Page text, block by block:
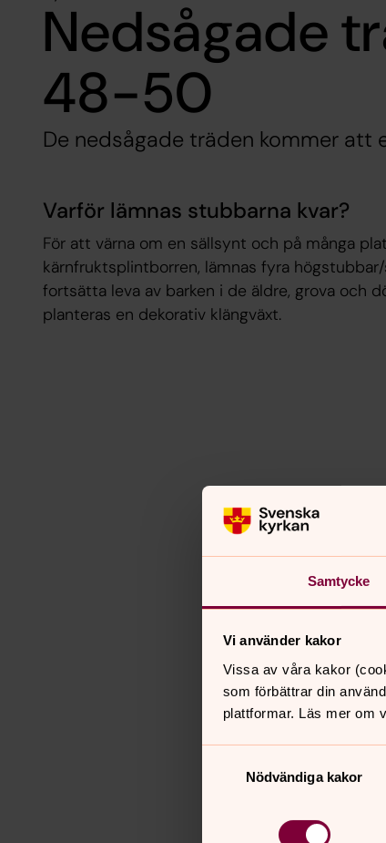
Samtycke
Vi använder kakor
Vissa av våra kakor
som förbättrar din
plattformar. Läs mer om
Nödvändiga kakor
Nedsågade
48-50
De nedsågade träden kommer att
Varför lämnas stubbarna kvar?
För att värna om en sällsynt och på många
kärnfruktsplintborren, lämnas fyra
fortsätta leva av barken i de äldre, grova och
planteras en dekorativ klängväxt.